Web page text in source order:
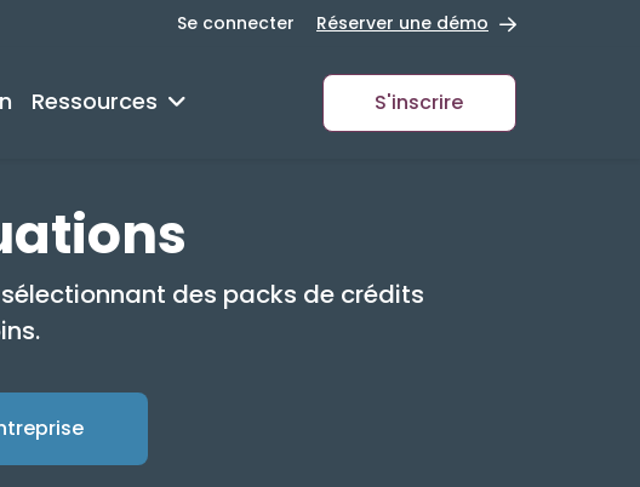
Se connecter Réserver une démo
Ressources S'inscrire
des packs de crédits